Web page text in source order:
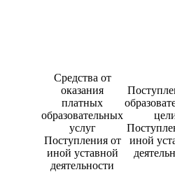
Средства от
оказания
платных
образовательных
услуг
Поступления от
иной уставной
деятельности
иной